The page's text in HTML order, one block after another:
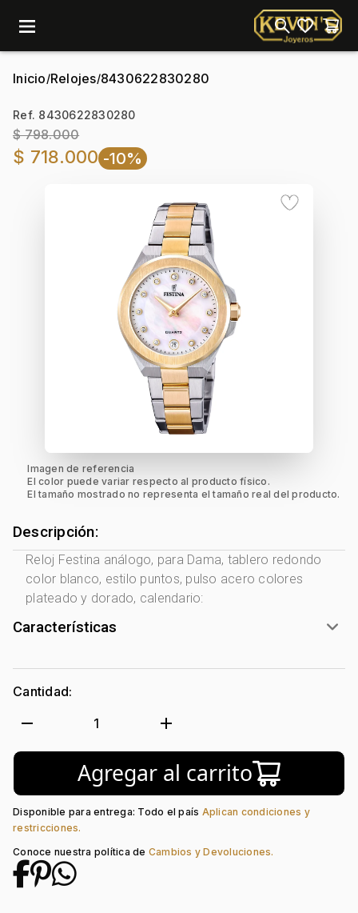
menu
Inicio/Relojes/8430622830280
Ref. 8430622830280
$ 798.000
$ 718.000 -10%
Imagen de referencia
El color puede variar respecto al producto físico.
El tamaño mostrado no representa el tamaño real del producto.
Descripción:
Reloj Festina análogo, para Dama, tablero redondo
color blanco, estilo puntos, pulso acero colores
plateado y dorado, calendario:
Características
Marca: Festina
Género:
Forma de caja:
Movimiento:
Tipo de cristal: Mineral
Color del Bisel: Dorado
Color del tablero:
Color del Pulso: Dorado + Plateado
Estilo de numeración:
Tipo de cierre: Desplegable Seguridad
Cantidad:
remove 1 add
Agregar al carrito
Disponible para entrega: Todo el país Aplican condiciones y
restricciones.
Conoce nuestra política de Cambios y Devoluciones.